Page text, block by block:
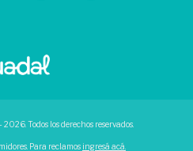
Todos los derechos reservados.
Para reclamos ingresá acá.